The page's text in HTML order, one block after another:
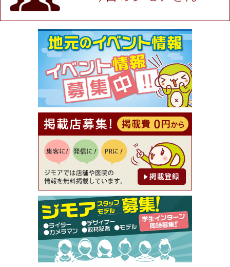
★ジモア限定特典★ お会計より全品5％OFF（ナチ
ュラル＆ハンドメイドショップ［マキマキ］）
[有効期限]2026年9月30日まで
【ジモア限定①】初回割引 特価 VIO脱毛11,000円
⇒8,800円（メンズ専門ワックス脱毛サロン Mickle
（ミックル））
[有効期限]2026年9月30日
【ジモア読者特典2】コース 3,500円→3,000円（料
理5品+2時間飲み放題）（創作イタリアン Pia Cu
ore（ピアクオーレ））
[有効期限]2026年9月30日
【ジモア読者特典1】料理全品20％OFF ※18時以
降（創作イタリアン Pia Cuore（ピアクオーレ））
[有効期限]2026年9月30日
【ジモア限定②】初回割引 特価 鼻毛脱毛 半額 2,2
00円⇒1,100円（メンズ専門ワックス脱毛サロン Mi
ckle（ミックル））
[有効期限]2026年9月30日
【ジモア限定特典①】まつ毛カール 3,850円→ 2,7
50円（Premiere（プルミエール））
[有効期限]2026年9月30日
焼き餃子 一皿サービス（餃子酒場たっちゃん 西
早稲田店）
[有効期限]2026年9月30日